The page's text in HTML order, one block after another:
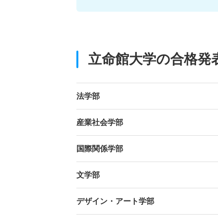
立命館大学の合格発
法学部
産業社会学部
国際関係学部
文学部
デザイン・アート学部